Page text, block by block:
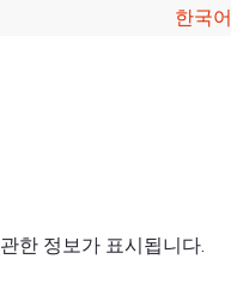
한국어
한 정보가 표시됩니다.